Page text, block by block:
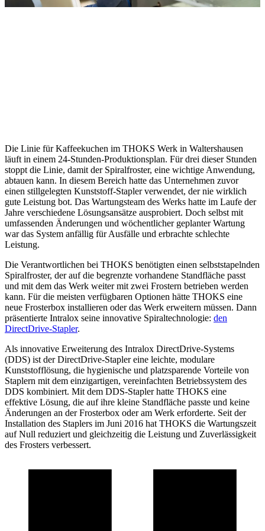
Die Linie für Kaffeekuchen im THOKS Werk in Waltershausen
läuft in einem 24-Stunden-Produktionsplan. Für drei dieser Stunden
stoppt die Linie, damit der Spiralfroster, eine wichtige Anwendung,
abtauen kann. In diesem Bereich hatte das Unternehmen zuvor
einen stillgelegten Kunststoff-Stapler verwendet, der nie wirklich
gute Leistung bot. Das Wartungsteam des Werks hatte im Laufe der
Jahre verschiedene Lösungsansätze ausprobiert. Doch selbst mit
umfassenden Änderungen und wöchentlicher geplanter Wartung
war das System anfällig für Ausfälle und erbrachte schlechte
Leistung.
Die Verantwortlichen bei THOKS benötigten einen selbststapelnden
Spiralfroster, der auf die begrenzte vorhandene Standfläche passt
und mit dem das Werk weiter mit zwei Frostern betrieben werden
kann. Für die meisten verfügbaren Optionen hätte THOKS eine
neue Frosterbox installieren oder das Werk erweitern müssen. Dann
präsentierte Intralox seine innovative Spiraltechnologie: den
DirectDrive-Stapler.
Als innovative Erweiterung des Intralox DirectDrive-Systems
(DDS) ist der DirectDrive-Stapler eine leichte, modulare
Kunststofflösung, die hygienische und platzsparende Vorteile von
Staplern mit dem einzigartigen, vereinfachten Betriebssystem des
DDS kombiniert. Mit dem DDS-Stapler hatte THOKS eine
effektive Lösung, die auf ihre kleine Standfläche passte und keine
Änderungen an der Frosterbox oder am Werk erforderte. Seit der
Installation des Staplers im Juni 2016 hat THOKS die Wartungszeit
auf Null reduziert und gleichzeitig die Leistung und Zuverlässigkeit
des Frosters verbessert.